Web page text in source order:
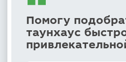
Помогу
таунхаус